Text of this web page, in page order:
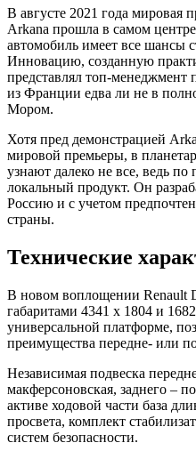
В августе 2021 года мировая
Arkana прошла в самом
автомобиль имеет все шансы
Инновацию, созданную
представлял топ-менеджмент
из Франции едва ли не в
Мором.
Хотя пред демонстрацией
мировой премьеры, в
узнают далеко не все, ведь по
локальный продукт. Он
Россию и с учетом
страны.
Технические
В новом воплощении Renault
габаритами 4341 х 1804 и
универсальной платформе,
преимущества передне- или
Независимая подвеска
макферсоновская, заднего –
активе ходовой части база
просвета, комплект
систем безопасности.